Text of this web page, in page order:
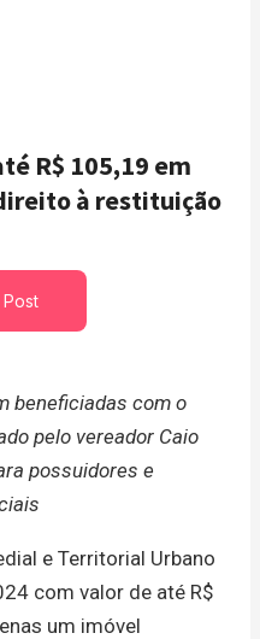
R$ 105,19 em
à restituição
Post
beneficiadas com o
pelo vereador Caio
possuidores e
e Territorial Urbano
com valor de até R$
um imóvel